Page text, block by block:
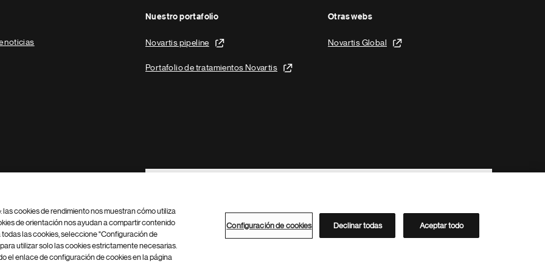
noticias
Nuestro portafolio
Novartis pipeline
Portafolio de tratamientos Novartis
Otras webs
Novartis Global
Footer Site Search
Configuración de cookies Mapa del sitio
Directorio de Novartis
cookies de rendimiento nos muestran cómo utiliza
de orientación nos ayudan a compartir contenido
las cookies, seleccione "Configuración de
utilizar solo las cookies estrictamente necesarias.
el enlace de configuración de cookies en la página
Configuración de cookies Declinar todas Aceptar todo